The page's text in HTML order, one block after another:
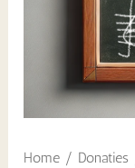
Home / Donaties